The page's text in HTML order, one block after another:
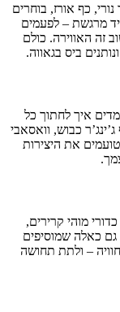
כף אורז, בוחרים
מרגשת – לפעמים
זה האווירה. כולם
ביס בגאווה.
איך לחתוך כל
כבוש, וואסאבי
את היצירות
מוהי קרירים,
גם כאלה שמוסיפים
– ולתת תחושה